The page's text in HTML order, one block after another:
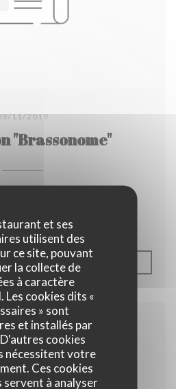
et ses
utilisent des
ce site, pouvant
la collecte de
à caractère
Les cookies dits «
» sont
et installés par
cookies
nécessitent votre
Ces cookies
à analyser
11/2019
"Brassonome"
11/2019
L'ARTICLE((OUVRE UNE NOUVELLE